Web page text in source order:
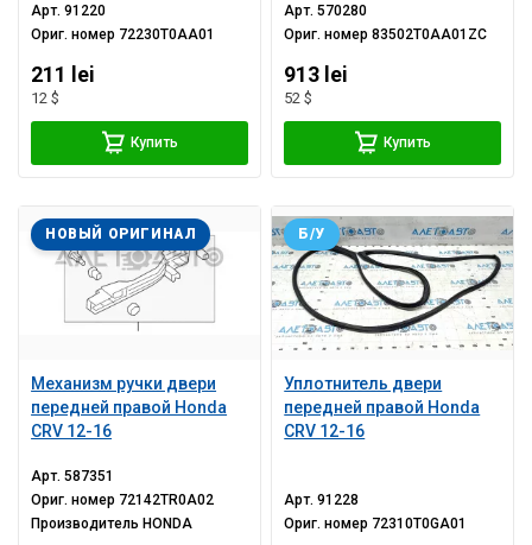
Арт.91220
Ориг. номер 72230T0AA01
211 lei
12 $
Купить
Арт.570280
Ориг. номер83502T0AA01ZC
913 lei
52 $
Купить
Механизм ручки двери
передней правой Honda
CRV 12-16
НОВЫЙ ОРИГИНАЛ
Арт.587351
Ориг. номер 72142TR0A02
Производитель HONDA
Уплотнитель двери
передней правой Honda
CRV 12-16
Б/У
Арт.91228
Ориг. номер 72310T0GA01